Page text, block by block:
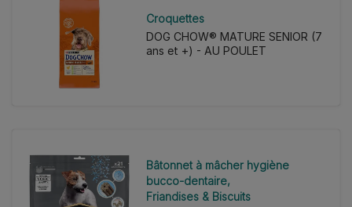
Croquettes
DOG CHOW® MATURE SENIOR (7
ans et +) - AU POULET
Bâtonnet à mâcher hygiène
bucco-dentaire
Friandises & Biscuits